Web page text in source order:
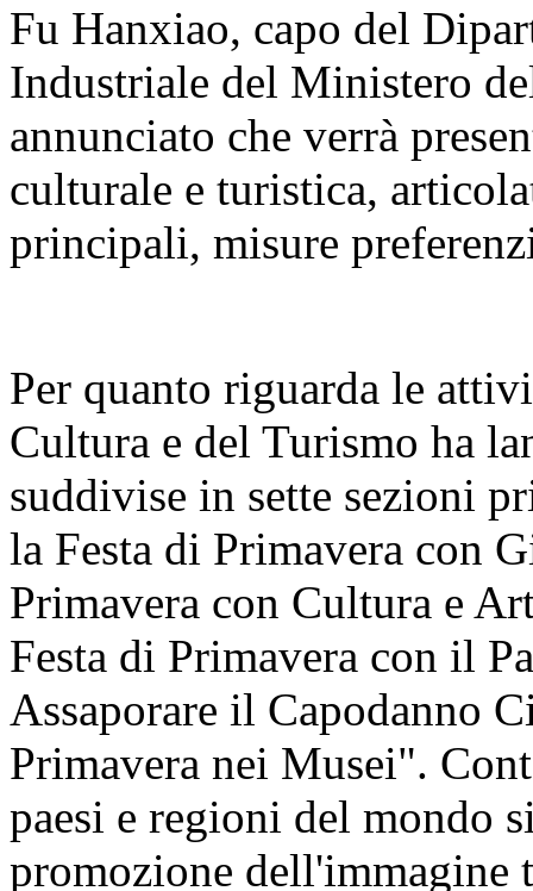
Fu Hanxiao, capo del
Industriale del Ministero
annunciato che verrà
culturale e turistica,
principali, misure
Per quanto riguarda le
Cultura e del Turismo ha
suddivise in sette sezioni
la Festa di Primavera con
Primavera con Cultura e
Festa di Primavera con il
Assaporare il Capodanno
Primavera nei Musei".
paesi e regioni del mondo
promozione dell'immagine